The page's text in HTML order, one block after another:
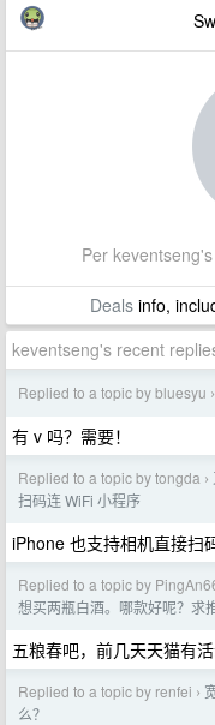
Per
Dealsinfo,
keventseng's recent
Replied to a topic by bluesyu ›
有 v 吗？需要！
Replied to a topic by tongda ›
扫码连 WiFi 小程序
iPhone 也支持相机直接扫
Replied to a topic by
想买两瓶白酒。哪款好呢？求
五粮春吧，前几天天猫有
Replied to a topic by renfei ›
么？